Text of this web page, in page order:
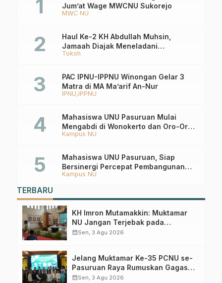
MWC NU
Jum’at Wage MWCNU Sukorejo
Tokoh
Haul Ke-2 KH Abdullah Muhsin,
Jamaah Diajak Meneladani
Keistiqamahan
IPNU IPPNU
PAC IPNU-IPPNU Winongan Gelar 3
Matra di MA Ma’arif An-Nur
Kampus NU
Mahasiswa UNU Pasuruan Mulai
Mengabdi di Wonokerto dan Oro-Oro
Ombo Wetan Berikut Programnya
Kampus NU
Mahasiswa UNU Pasuruan, Siap
Bersinergi Percepat Pembangunan
Desa Toyaning
TERBARU
KH Imron Mutamakkin: Muktamar
NU Jangan Terjebak pada
Perebutan Kursi Ketua Umum
calendar_monthSen, 3 Agu 2026
Jelang Muktamar Ke-35 PCNU se-
Pasuruan Raya Rumuskan Gagasan
Transformasi Gerakan NU Menuju
calendar_monthSen, 3 Agu 2026